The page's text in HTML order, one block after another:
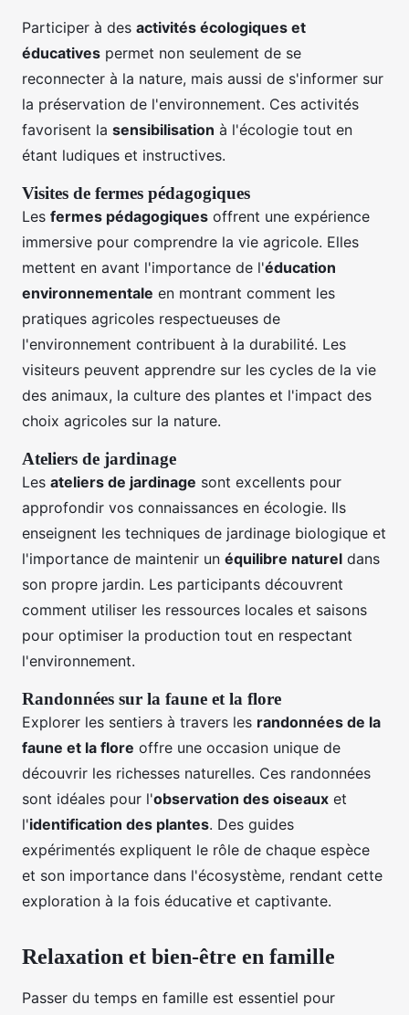
Participer à des activités écologiques et
éducatives permet non seulement de se
reconnecter à la nature, mais aussi de s'informer sur
la préservation de l'environnement. Ces activités
favorisent la sensibilisation à l'écologie tout en
étant ludiques et instructives.
Visites de fermes pédagogiques
Les fermes pédagogiques offrent une expérience
immersive pour comprendre la vie agricole. Elles
mettent en avant l'importance de l'éducation
environnementale en montrant comment les
pratiques agricoles respectueuses de
l'environnement contribuent à la durabilité. Les
visiteurs peuvent apprendre sur les cycles de la vie
des animaux, la culture des plantes et l'impact des
choix agricoles sur la nature.
Ateliers de jardinage
Les ateliers de jardinage sont excellents pour
approfondir vos connaissances en écologie. Ils
enseignent les techniques de jardinage biologique et
l'importance de maintenir un équilibre naturel dans
son propre jardin. Les participants découvrent
comment utiliser les ressources locales et saisons
pour optimiser la production tout en respectant
l'environnement.
Randonnées sur la faune et la flore
Explorer les sentiers à travers les randonnées de la
faune et la flore offre une occasion unique de
découvrir les richesses naturelles. Ces randonnées
sont idéales pour l'observation des oiseaux et
l'identification des plantes. Des guides
expérimentés expliquent le rôle de chaque espèce
et son importance dans l'écosystème, rendant cette
exploration à la fois éducative et captivante.
Relaxation et bien-être en famille
Passer du temps en famille est essentiel pour